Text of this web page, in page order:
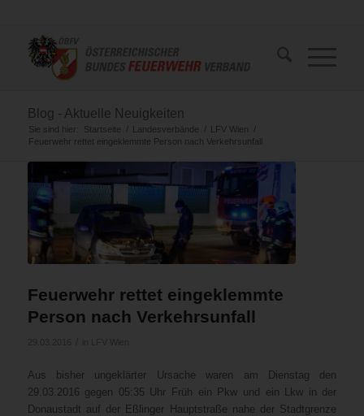
Blog - Aktuelle Neuigkeiten
Sie sind hier: Startseite / Landesverbände / LFV Wien
/
Feuerwehr rettet eingeklemmte Person nach Verkehrsunfall
Feuerwehr rettet eingeklemmte
Person nach Verkehrsunfall
Aus bisher ungeklärter Ursache waren am Dienstag den
29.03.2016 gegen 05:35 Uhr Früh ein Pkw und ein Lkw in der
Donaustadt auf der Eßlinger Hauptstraße nahe der Stadtgrenze